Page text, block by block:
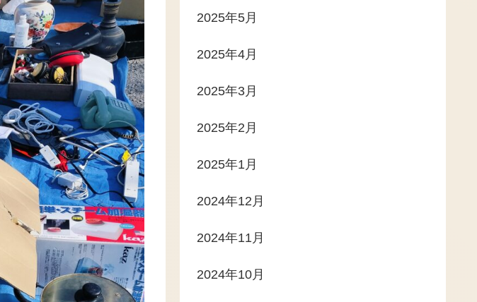
2025年5月
2025年4月
2025年3月
2025年2月
2025年1月
2024年12月
2024年11月
2024年10月